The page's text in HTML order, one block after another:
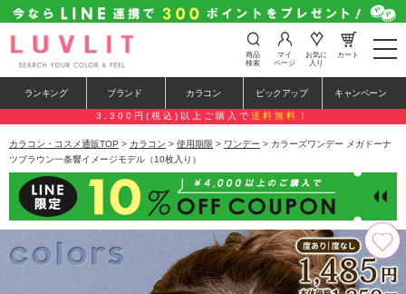
t
o
e
n
a
a
i
o
n
商品
検索
マイ
ページ
お気に
入り
カート
ランキング ブランド カラコン ピックアップ キャンペーン
3,300円(税込)以上ご購入で 送料無料！
カラコン・コスメ通販TOP > カラコン > 使用期限 > ワンデー > カラーズワンデー メガドーナ
ツブラウン一条響イメージモデル（10枚入り）